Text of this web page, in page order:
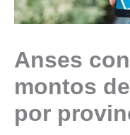
Anses
montos
por